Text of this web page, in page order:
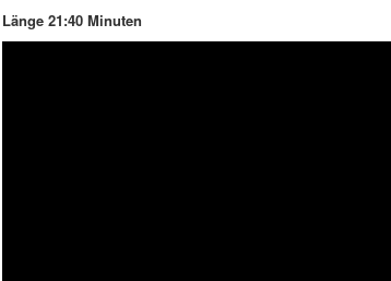
Länge 21:40 Minuten